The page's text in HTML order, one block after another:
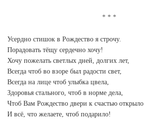
Усердно стишок в Рождество я строчу.
Порадовать тёщу сердечно хочу!
Хочу пожелать светлых дней, долгих лет,
Всегда чтоб во взоре был радости свет,
Всегда на лице чтоб улыбка цвела,
Здоровья стального, чтоб в норме дела,
Чтоб Вам Рождество двери к счастью открыло
И всё, что желаете, чтоб подарило!